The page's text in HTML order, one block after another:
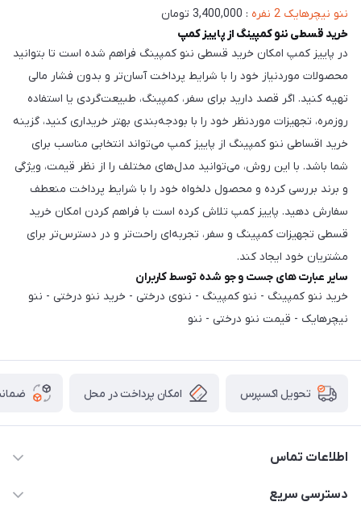
ننو نیچرهایک 2 نفره
: 3,400,000 تومان
خرید قسطی ننو کمپینگ از پاییز کمپ
در پاییز کمپ امکان خرید قسطی ننو کمپینگ فراهم شده است تا بتوانید
محصولات موردنیاز خود را با شرایط پرداخت آسان‌تر و بدون فشار مالی
تهیه کنید. اگر قصد دارید برای سفر، کمپینگ، طبیعت‌گردی یا استفاده
روزمره، تجهیزات موردنظر خود را با بودجه‌بندی بهتر خریداری کنید، گزینه
خرید اقساطی ننو کمپینگ از پاییز کمپ می‌تواند انتخابی مناسب برای
شما باشد. با این روش، می‌توانید مدل‌های مختلف را از نظر قیمت، ویژگی
و برند بررسی کرده و محصول دلخواه خود را با شرایط پرداخت منعطف
سفارش دهید. پاییز کمپ تلاش کرده است با فراهم کردن امکان خرید
قسطی تجهیزات کمپینگ و سفر، تجربه‌ای راحت‌تر و در دسترس‌تر برای
مشتریان خود ایجاد کند.
سایر عبارت های جست و جو شده توسط کاربران
خرید ننو کمپینگ - ننو کمپینگ - ننوی درختی - خرید ننو درختی - ننو
نیچرهایک - قیمت ننو درختی - ننو
تحویل اکسپرس امکان پرداخت در محل
اطلاعات تماس
02166456492 - 09121933405
دسترسی سریع